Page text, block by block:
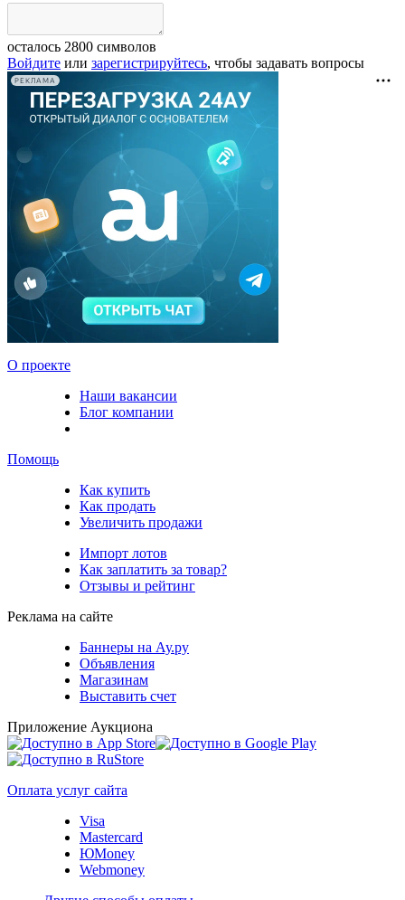
осталось 2800 символов
Войдите или зарегистрируйтесь, чтобы задавать вопросы
РЕКЛАМА
О проекте
Наши вакансии
Блог компании
Помощь
Как купить
Как продать
Увеличить продажи
Импорт лотов
Как заплатить за товар?
Отзывы и рейтинг
Реклама на сайте
Баннеры на Ау.ру
Объявления
Магазинам
Выставить счет
Приложение Аукциона
Оплата услуг сайта
Visa
Mastercard
ЮMoney
Webmoney